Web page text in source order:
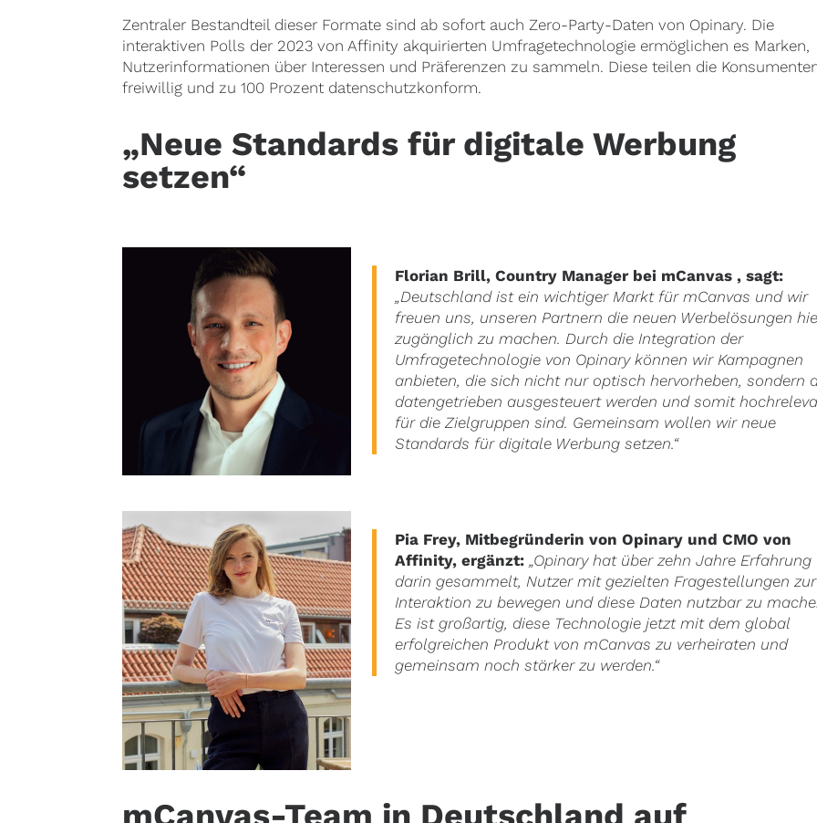
Zentraler Bestandteil dieser Formate sind ab sofort auch Zero-Party-Daten von Opinary. Die
interaktiven Polls der 2023 von Affinity akquirierten Umfragetechnologie ermöglichen es Marken,
Nutzerinformationen über Interessen und Präferenzen zu sammeln. Diese teilen die
freiwillig und zu 100 Prozent datenschutzkonform.
„Neue Standards für digitale Werbung
setzen“
Florian Brill, Country Manager bei mCanvas , sagt:
„Deutschland ist ein wichtiger Markt für mCanvas und wir
freuen uns, unseren Partnern die neuen Werbelösungen
zugänglich zu machen. Durch die Integration der
Umfragetechnologie von Opinary können wir Kampagnen
anbieten, die sich nicht nur optisch hervorheben, sondern
datengetrieben ausgesteuert werden und somit
für die Zielgruppen sind. Gemeinsam wollen wir neue
Standards für digitale Werbung setzen.“
Pia Frey, Mitbegründerin von Opinary und CMO von
Affinity, ergänzt: „Opinary hat über zehn Jahre Erfahrung
darin gesammelt, Nutzer mit gezielten Fragestellungen zur
Interaktion zu bewegen und diese Daten nutzbar zu
Es ist großartig, diese Technologie jetzt mit dem global
erfolgreichen Produkt von mCanvas zu verheiraten und
gemeinsam noch stärker zu werden.“
mCanvas-Team in Deutschland auf